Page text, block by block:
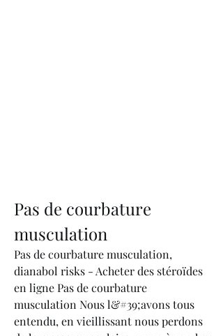
Pas de courbature
musculation
Pas de courbature musculation,
dianabol risks - Acheter des stéroïdes
en ligne Pas de courbature
musculation Nous l&#39;avons tous
entendu, en vieillissant nous perdons